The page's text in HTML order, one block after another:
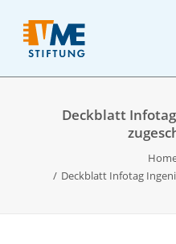
Deckblatt
Deckblatt Infotag